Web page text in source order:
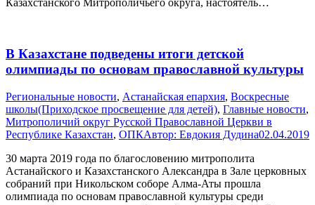
Казахстанского Митрополичьего округа, настоятель…
В Казахстане подведены итоги детской
олимпиады по основам православной культуры
Pегиональные новости, Астанайская епархия, Воскресные
школы(Приходское просвещение для детей), Главные новости,
Митрополичий округ Русской Православной Церкви в
Республике Казахстан, ОПКАвтор: Евдокия Дудина02.04.2019
30 марта 2019 года по благословению митрополита
Астанайского и Казахстанского Александра в Зале церковных
собраний при Никольском соборе Алма-Аты прошла
олимпиада по основам православной культуры среди